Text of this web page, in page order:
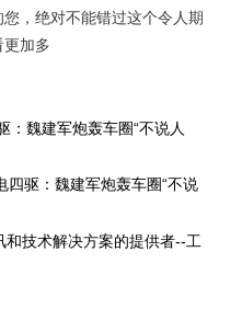
，绝对不能错过这个令人期
加多
：魏建军炮轰车圈“不说人
驱：魏建军炮轰车圈“不说
技术解决方案的提供者--工